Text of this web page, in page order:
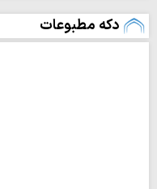
دکه مطبوعات